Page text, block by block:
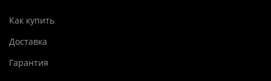
Как купить
Доставка
Гарантия